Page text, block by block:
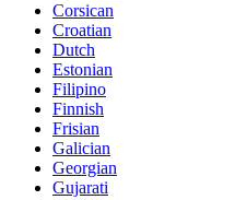
Corsican
Croatian
Dutch
Estonian
Filipino
Finnish
Frisian
Galician
Georgian
Gujarati